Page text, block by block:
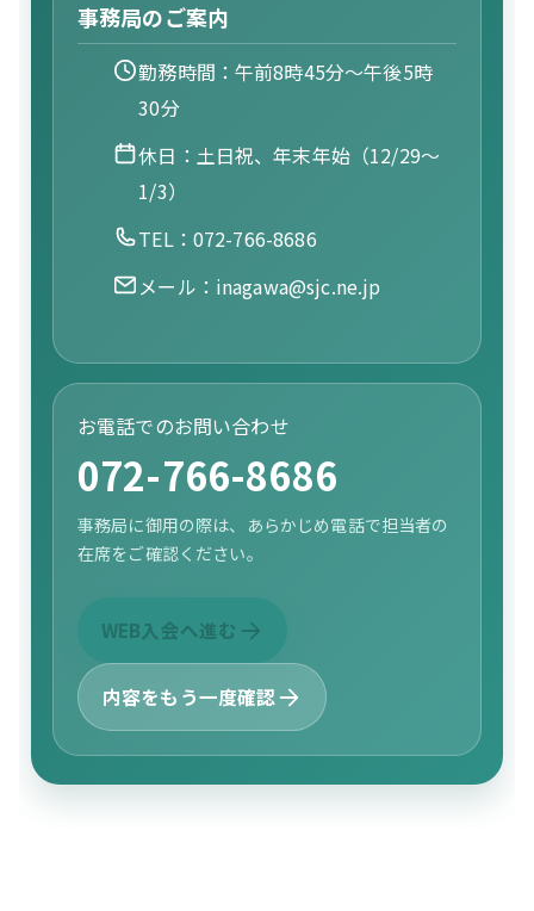
事務局のご案内
勤務時間：午前8時45分〜午後5時
30分
休日：土日祝、年末年始（12/29〜
1/3）
TEL：072-766-8686
メール：inagawa@sjc.ne.jp
お電話でのお問い合わせ
072-766-8686
事務局に御用の際は、あらかじめ電話で担当者の
在席をご確認ください。
WEB入会へ進む
内容をもう一度確認